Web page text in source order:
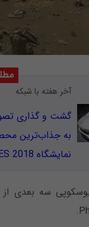
آخر هفته با شبکه
گشت و گذاری
به جذاب‌ترین
نمایشگاه CES 2018
سه بعدی از